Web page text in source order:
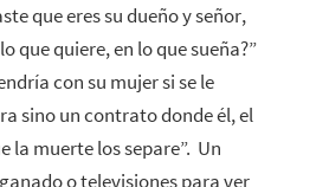
que eres su dueño y señor,
que quiere, en lo que sueña?”
con su mujer si se le
sino un contrato donde él, el
la muerte los separe”. Un
o televisiones para ver